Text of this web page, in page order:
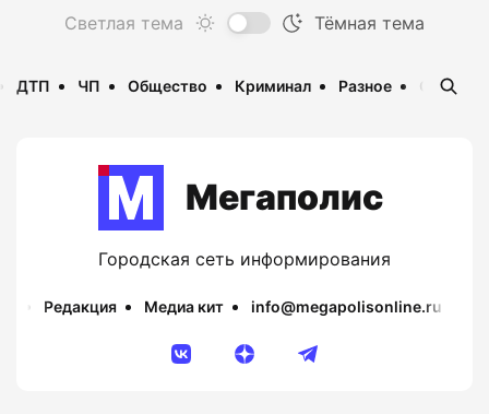
ДТП ЧП Общество Криминал Разное
Мегаполис
Городская сеть информирования
Редакция Медиа кит info@megapolisonline.ru